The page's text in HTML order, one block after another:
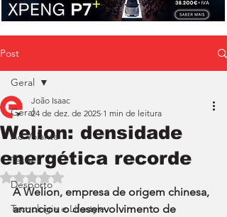
Post
Geral
Ao Volante
Teste
Desporto
Tecnologia e Lifestyle
Geral
Welion: densidade
energética recorde
João Isaac
24 de dez. de 2025 1 min de leitura
Avaliado com NaN de 5 estrelas.
A Welion, empresa de origem chinesa,
anunciou o desenvolvimento de